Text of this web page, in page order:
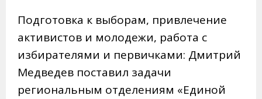
Подготовка к выборам, привлечение
активистов и молодежи, работа с
избирателями и первичками: Дмитрий
Медведев поставил задачи
региональным отделениям «Единой